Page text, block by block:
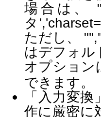
場合は、
タ
ただし、
はデフォル
オプショ
できます。
「入力変
作に厳密に